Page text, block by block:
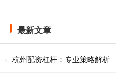
最新文章
杭州配资杠杆：专业策略解析